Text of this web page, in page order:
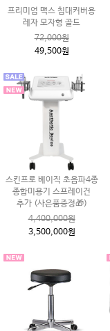
프리미엄 맥스 침대커버용
레자 모자형 골드
72,000원
49,500원
스킨프로 베이직 초음파4종
종합미용기 스프레이건
추가 (사은품증정🎁)
4,400,000원
3,500,000원